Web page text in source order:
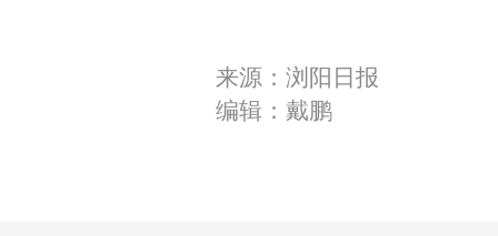
来源：浏阳日报
编辑：戴鹏